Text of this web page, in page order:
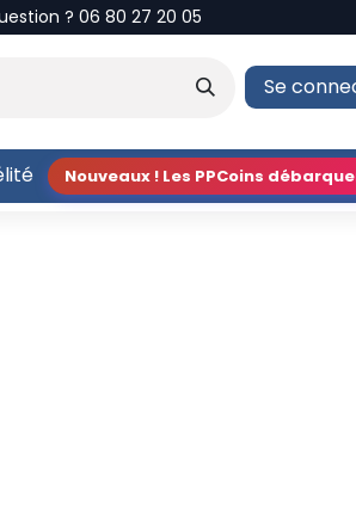
? 06 80 27 20 05
Se
Nouveaux ! Les PPCoins